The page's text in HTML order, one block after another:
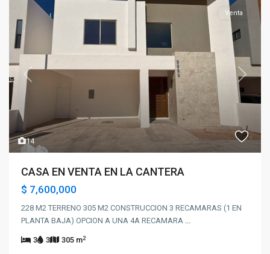
14
Previous Next
Venta
CASA EN VENTA EN LA CANTERA
$ 7,600,000
228 M2 TERRENO 305 M2 CONSTRUCCION 3 RECAMARAS (1 EN
PLANTA BAJA) OPCION A UNA 4A RECAMARA ...
3 3 305 m2